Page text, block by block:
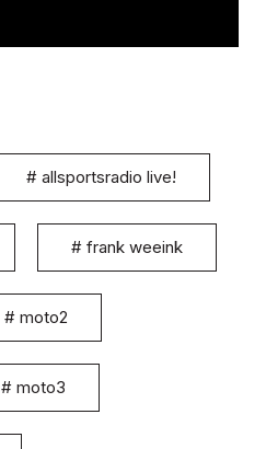
# allsportsradio live!
# frank weeink
# moto2
# moto3